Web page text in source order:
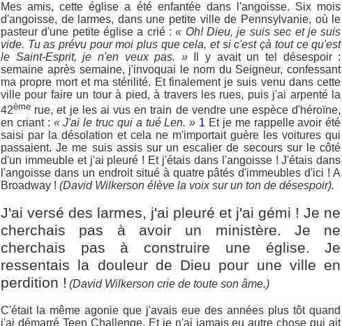
Mes amis, cette église a été enfantée dans l'angoisse. Six mois
d'angoisse, de larmes, dans une petite ville de Pennsylvanie, où le
pasteur d'une petite église a crié :« Oh! Dieu, je suis sec et je suis
vide. Tu as prévu pour moi plus que cela, et si c'est çà tout ce qu'est
le Saint-Esprit, je n'en veux pas. »Il y avait un tel désespoir :
semaine après semaine, j'invoquai le nom du Seigneur, confessant
ma propre mort et ma stérilité. Et finalement je suis venu dans cette
ville pour faire un tour à pied, à travers les rues, puis j'ai arpenté la
42ème rue, et je les ai vus en train de vendre une espèce d'héroïne,
en criant : « J'ai le truc qui a tué Len. » 1 Et je me rappelle avoir été
saisi par la désolation et cela ne m'importait guère les voitures qui
passaient. Je me suis assis sur un escalier de secours sur le côté
d'un immeuble et j'ai pleuré ! Et j'étais dans l'angoisse ! J'étais dans
l'angoisse dans un endroit situé à quatre pâtés d'immeubles d'ici ! A
Broadway ! (David Wilkerson élève la voix sur un ton de désespoir).
J'ai versé des larmes, j'ai pleuré et j'ai gémi ! Je ne
cherchais pas à avoir un ministère. Je ne
cherchais pas à construire une église. Je
ressentais la douleur de Dieu pour une ville en
perdition ! (David Wilkerson crie de toute son âme.)
C'était la même agonie que j'avais eue des années plus tôt quand
j'ai démarré Teen Challenge. Et je n'ai jamais eu autre chose qui ait